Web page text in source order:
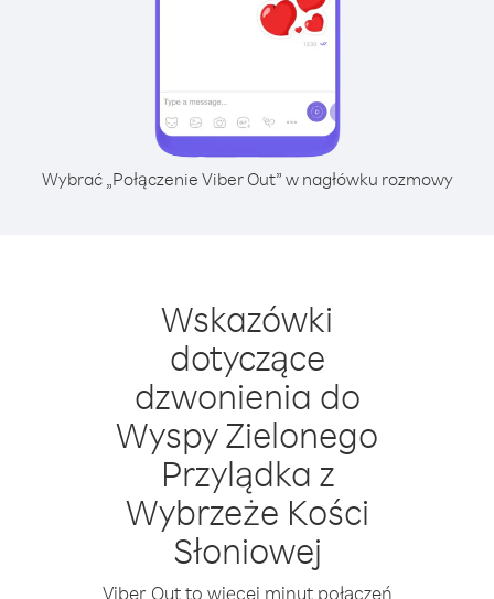
Wybrać „Połączenie Viber Out” w nagłówku rozmowy
Wskazówki
dotyczące
dzwonienia do
Wyspy Zielonego
Przylądka z
Wybrzeże Kości
Słoniowej
Viber Out to więcej minut połączeń